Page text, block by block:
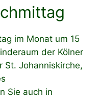
im Monat um 15
der Kölner
St. Johanniskirche,
Sie auch in